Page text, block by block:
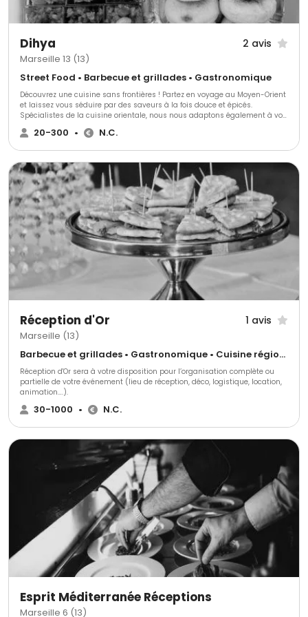
Dihya 2 avis
Marseille 13 (13)
Street Food • Barbecue et grillades • Gastronomique
Découvrez une cuisine sans frontières ! Partez en voyage au Moyen-Orient
et laissez vous séduire par des saveurs à la fois douce et épicés.
Spécialistes de la cuisine orientale, nous nous adaptons également à vos
envies grâce à notre équipe de chefs internationaux.
20-300 • N.C.
Réception d'Or 1 avis
Marseille (13)
Barbecue et grillades • Gastronomique • Cuisine régionale
Réception d'Or sera à votre disposition pour l’organisation complète ou
partielle de votre événement (lieu de réception, déco, logistique, location,
animation….).
30-1000 • N.C.
Esprit Méditerranée Réceptions
Marseille 6 (13)